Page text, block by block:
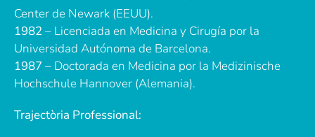
Center de Newark (EEUU).
1982– Licenciada en Medicina y Cirugía por la
Universidad Autónoma de Barcelona.
1987 – Doctorada en Medicina por la Medizinische
Hochschule Hannover (Alemania).
Trajectòria Professional: